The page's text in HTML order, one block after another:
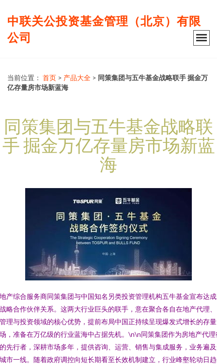
中联关公投资基金管理（北京）有限
公司
当前位置： 首页 > 产品大全 > 同策集团与五牛基金战略联手 掘金万
亿存量房市场新蓝海
同策集团与五牛基金战略联
手 掘金万亿存量房市场新蓝
海
产综合服务商同策集团与中国知名另类投资管理机构五牛基金宣布达
略合作伙伴关系。这两大行业巨头的联手，意在聚合各自在地产代理
理与投资领域的核心优势，提前布局中国正持续呈现爆发式增长的存
，准备在万亿级的行业蓝海中占据先机。\n\n同策集团作为房地产代理
先行者，深耕市场多年，提供咨询、运营、销售与集成服务，业务遍
市一线。随着政府调控向短长期看至长效机制建立，行业峰壑轮动日